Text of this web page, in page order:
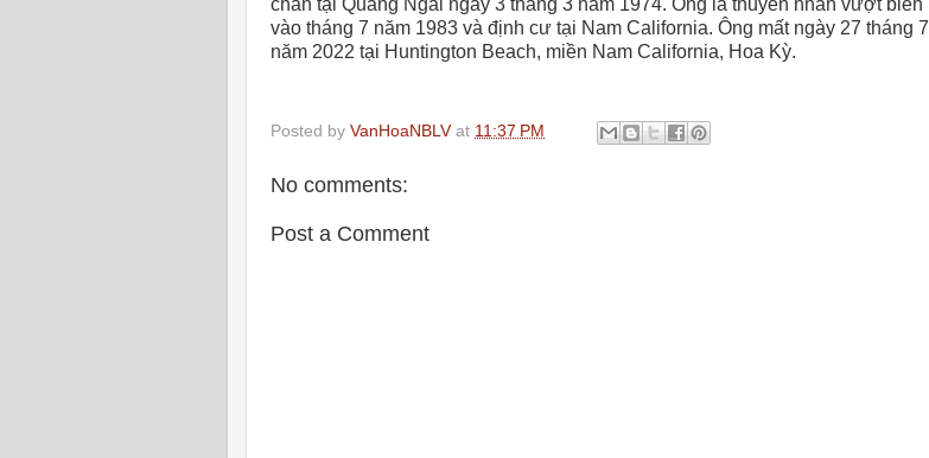
vào tháng 7 năm 1983 và định cư tại Nam California. Ông mất ngày 27 tháng 7
năm 2022 tại Huntington Beach, miền Nam California, Hoa Kỳ.
Posted by VanHoaNBLV at 11:37 PM
No comments:
Post a Comment